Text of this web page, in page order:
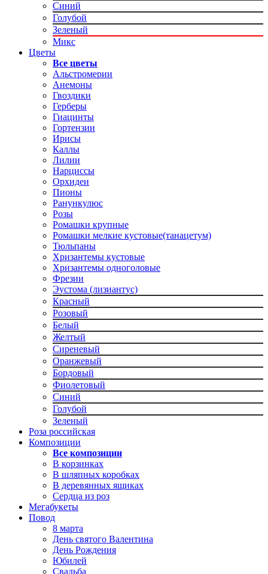
Синий
Голубой
Зеленый
Микс
Цветы
Все цветы
Альстромерии
Анемоны
Гвоздики
Герберы
Гиацинты
Гортензии
Ирисы
Каллы
Лилии
Нарциссы
Орхидеи
Пионы
Ранункулюс
Розы
Ромашки крупные
Ромашки мелкие кустовые(танацетум)
Тюльпаны
Хризантемы кустовые
Хризантемы одноголовые
Фрезии
Эустома (лизиантус)
Красный
Розовый
Белый
Желтый
Сиреневый
Оранжевый
Бордовый
Фиолетовый
Синий
Голубой
Зеленый
Роза российская
Композиции
Все композиции
В корзинках
В шляпных коробках
В деревянных ящиках
Сердца из роз
Мегабукеты
Повод
8 марта
День святого Валентина
День Рождения
Юбилей
Свадьба